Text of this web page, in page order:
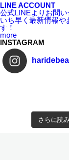
LINE ACCOUNT
公式LINEよりお問い
いち早く最新情報や
す！
more
INSTAGRAM
さらに読